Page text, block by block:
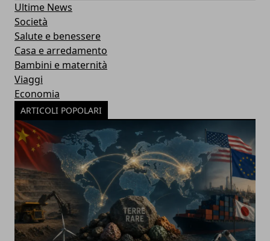
Ultime News
Società
Salute e benessere
Casa e arredamento
Bambini e maternità
Viaggi
Economia
ARTICOLI POPOLARI